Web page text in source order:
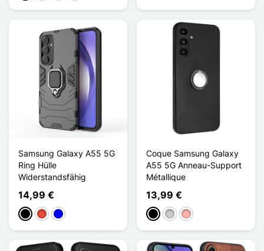
Samsung Galaxy A55 5G
Ring Hülle
Widerstandsfähig
14,99 €
Schwarz
Rot Blau
Coque Samsung Galaxy
A55 5G Anneau-Support
Métallique
13,99 €
Schwarz
SilberRoségold